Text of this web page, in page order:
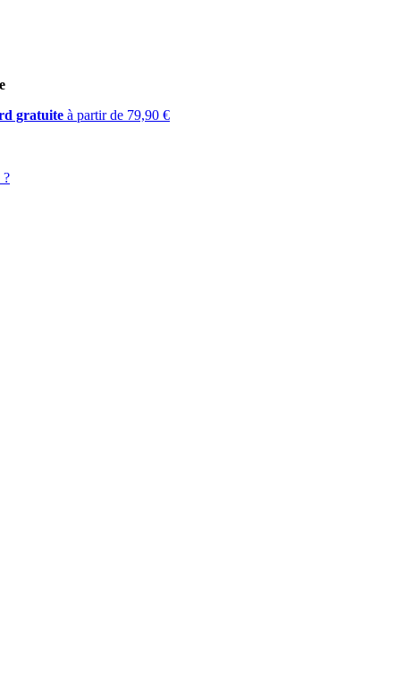
gratuite à partir de 79,90 €
?